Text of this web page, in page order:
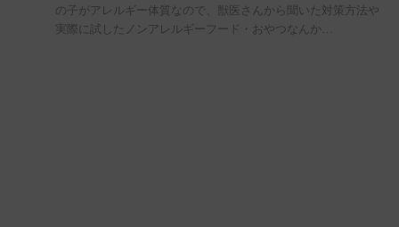
の子がアレルギー体質なので、獣医さんから聞いた対策方法や
実際に試したノンアレルギーフード・おやつなんか…